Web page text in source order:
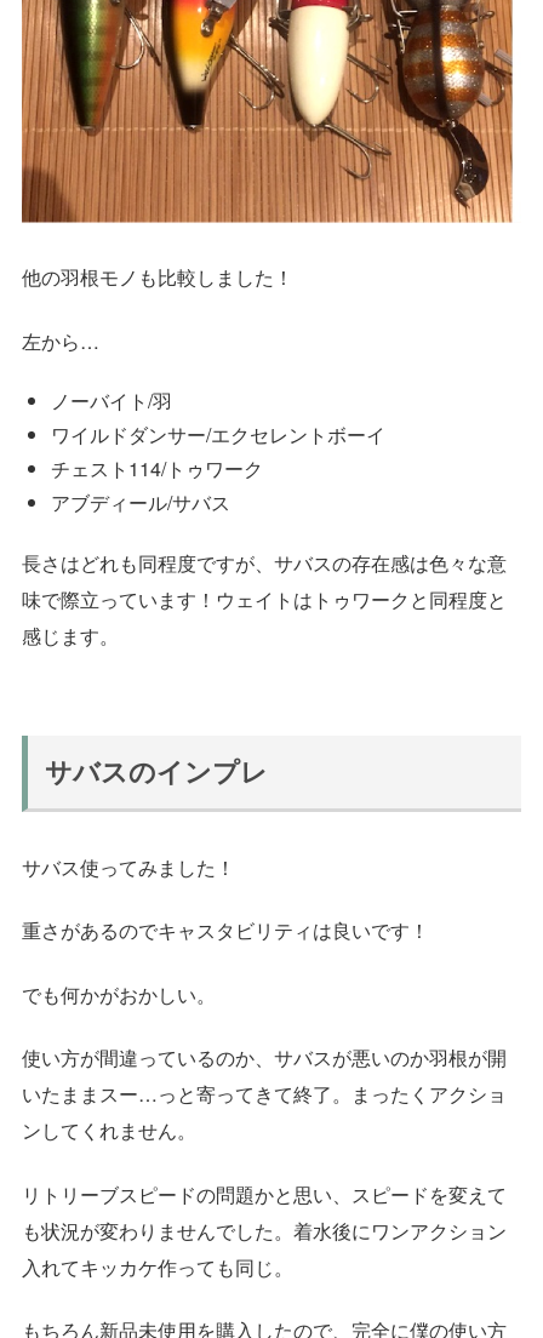
他の羽根モノも比較しました！
左から…
ノーバイト/羽
ワイルドダンサー/エクセレントボーイ
チェスト114/トゥワーク
アブディール/サバス
長さはどれも同程度ですが、サバスの存在感は色々な意
味で際立っています！ウェイトはトゥワークと同程度と
感じます。
サバスのインプレ
サバス使ってみました！
重さがあるのでキャスタビリティは良いです！
でも何かがおかしい。
使い方が間違っているのか、サバスが悪いのか羽根が開
いたままスー…っと寄ってきて終了。まったくアクショ
ンしてくれません。
リトリーブスピードの問題かと思い、スピードを変えて
も状況が変わりませんでした。着水後にワンアクション
入れてキッカケ作っても同じ。
もちろん新品未使用を購入したので、完全に僕の使い方